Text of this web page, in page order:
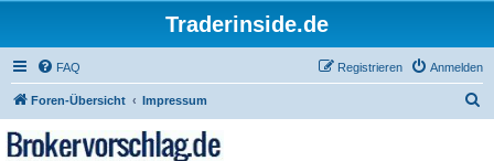
Traderinside.de
FAQ Anmelden
Registrieren
Foren-Übersicht Impressum